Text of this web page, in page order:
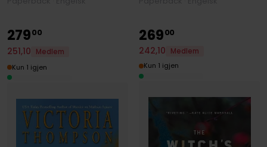
27900
251,10
Medlem
Kun 1 igjen
26900
242,10
Medlem
Kun 1 igjen